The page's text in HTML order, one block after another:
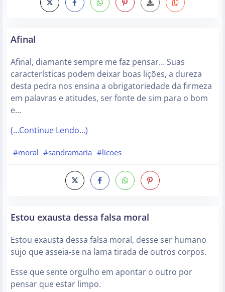
Afinal
Afinal, diamante sempre me faz pensar… Suas
características podem deixar boas lições, a dureza
desta pedra nos ensina a obrigatoriedade da firmeza
em palavras e atitudes, ser fonte de sim para o bom
e…
(…Continue Lendo…)
#moral #sandramaria #licoes
Estou exausta dessa falsa moral
Estou exausta dessa falsa moral, desse ser humano
sujo que asseia-se na lama tirada de outros corpos.
Esse que sente orgulho em apontar o outro por
pensar que estar limpo.